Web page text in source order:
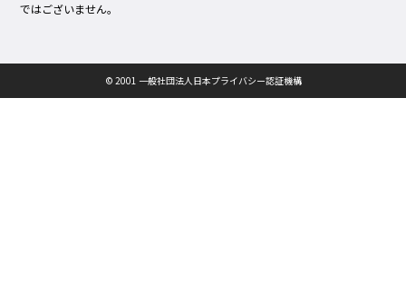
ではございません。
© 2001 一般社団法人日本プライバシー認証機構